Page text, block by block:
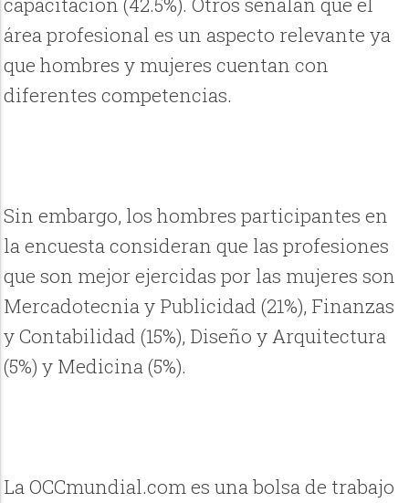
área profesional es un aspecto relevante ya
que hombres y mujeres cuentan con
diferentes competencias.
Sin embargo, los hombres participantes en
la encuesta consideran que las profesiones
que son mejor ejercidas por las mujeres son
Mercadotecnia y Publicidad (21%), Finanzas
y Contabilidad (15%), Diseño y Arquitectura
(5%) y Medicina (5%).
La OCCmundial.com es una bolsa de trabajo